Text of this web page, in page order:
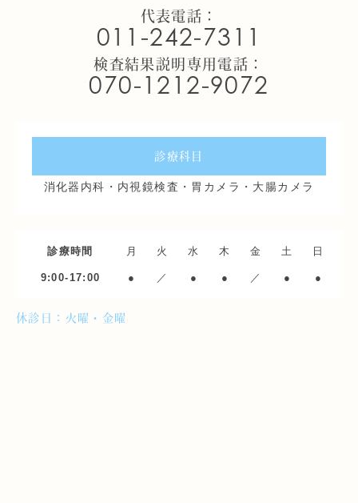
代表電話：
011-242-7311
検査結果説明専用電話：
070-1212-9072
診療科目
消化器内科・内視鏡検査・胃カメラ・大腸カメラ
診療時間 月 火 水 木 金 土 日
9:00-17:00 ● ／ ● ● ／ ● ●
休診日：火曜・金曜